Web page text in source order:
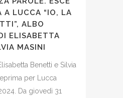
A LUCCA “IO, LA
ALBO
ELISABETTA
MASINI
Benetti e Silvia
per Lucca
Da giovedì 31